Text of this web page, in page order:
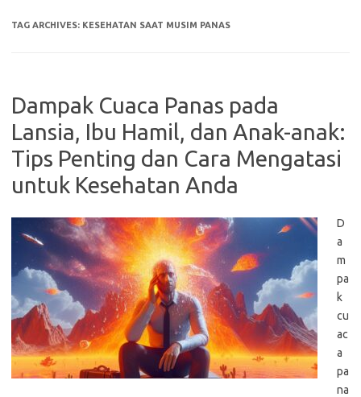
TAG ARCHIVES: KESEHATAN SAAT MUSIM PANAS
Dampak Cuaca Panas pada
Lansia, Ibu Hamil, dan Anak-anak:
Tips Penting dan Cara Mengatasi
untuk Kesehatan Anda
D
a
m
pa
k
cu
ac
a
pa
na